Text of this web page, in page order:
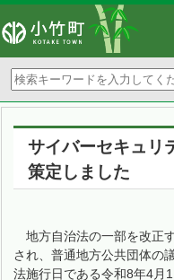
サイバーセキュリ
策定しました
地方自治法の一部を改正
され、普通地方公共団体の
法施行日である令和8年4月